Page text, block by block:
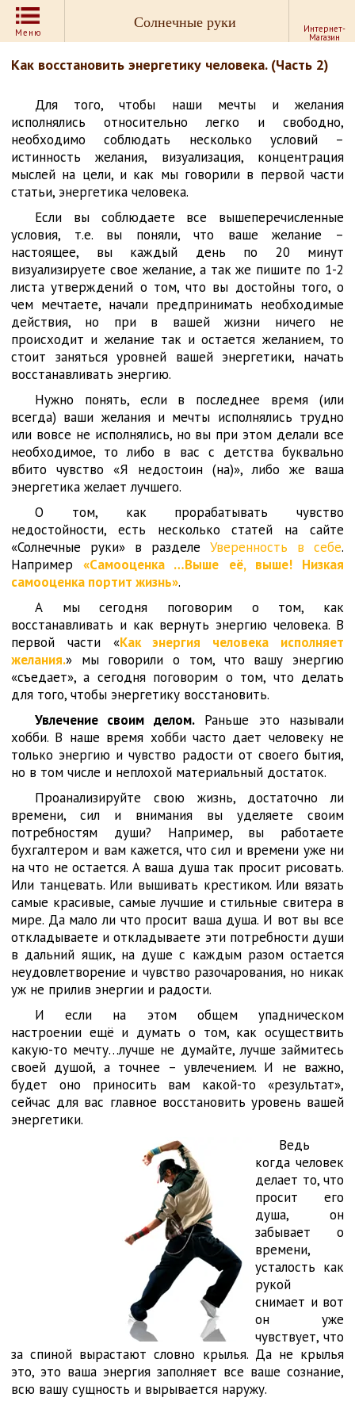
Меню
Солнечные руки Интернет-
Магазин
Как восстановить энергетику человека. (Часть 2)
Для того, чтобы наши мечты и желания
исполнялись относительно легко и свободно,
необходимо соблюдать несколько условий –
истинность желания, визуализация, концентрация
мыслей на цели, и как мы говорили в первой части
статьи, энергетика человека.
Если вы соблюдаете все вышеперечисленные
условия, т.е. вы поняли, что ваше желание –
настоящее, вы каждый день по 20 минут
визуализируете свое желание, а так же пишите по 1-2
листа утверждений о том, что вы достойны того, о
чем мечтаете, начали предпринимать необходимые
действия, но при в вашей жизни ничего не
происходит и желание так и остается желанием, то
стоит заняться уровней вашей энергетики, начать
восстанавливать энергию.
Нужно понять, если в последнее время (или
всегда) ваши желания и мечты исполнялись трудно
или вовсе не исполнялись, но вы при этом делали все
необходимое, то либо в вас с детства буквально
вбито чувство «Я недостоин (на)», либо же ваша
энергетика желает лучшего.
О том, как прорабатывать чувство
недостойности, есть несколько статей на сайте
«Солнечные руки» в разделе Уверенность в себе.
Например«Самооценка …Выше её, выше! Низкая
самооценка портит жизнь».
А мы сегодня поговорим о том, как
восстанавливать и как вернуть энергию человека. В
первой части «Как энергия человека исполняет
желания.» мы говорили о том, что вашу энергию
«съедает», а сегодня поговорим о том, что делать
для того, чтобы энергетику восстановить.
Увлечение своим делом.Раньше это называли
хобби. В наше время хобби часто дает человеку не
только энергию и чувство радости от своего бытия,
но в том числе и неплохой материальный достаток.
Проанализируйте свою жизнь, достаточно ли
времени, сил и внимания вы уделяете своим
потребностям души? Например, вы работаете
бухгалтером и вам кажется, что сил и времени уже ни
на что не остается. А ваша душа так просит рисовать.
Или танцевать. Или вышивать крестиком. Или вязать
самые красивые, самые лучшие и стильные свитера в
мире. Да мало ли что просит ваша душа. И вот вы все
откладываете и откладываете эти потребности души
в дальний ящик, на душе с каждым разом остается
неудовлетворение и чувство разочарования, но никак
уж не прилив энергии и радости.
И если на этом общем упадническом
настроении ещё и думать о том, как осуществить
какую-то мечту…лучше не думайте, лучше займитесь
своей душой, а точнее – увлечением. И не важно,
будет оно приносить вам какой-то «результат»,
сейчас для вас главное восстановить уровень вашей
энергетики.
Ведь
когда человек
делает то, что
просит его
душа, он
забывает о
времени,
усталость как
рукой
снимает и вот
он уже
чувствует, что
за спиной вырастают словно крылья. Да не крылья
это, это ваша энергия заполняет все ваше сознание,
всю вашу сущность и вырывается наружу.